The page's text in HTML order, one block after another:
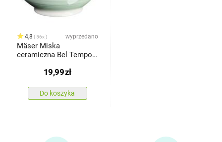
4,8 56x wyprzedano
Mäser Miska
ceramiczna Bel Tempo
19,99zł
Do koszyka